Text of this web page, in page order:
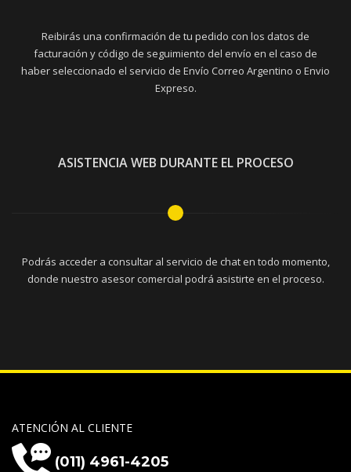
Reibirás una confirmación de tu pedido con los datos de
facturación y código de seguimiento del envío en el caso de
haber seleccionado el servicio de Envío Correo Argentino o Envio
Expreso.
ASISTENCIA WEB DURANTE EL PROCESO
Podrás acceder a consultar al servicio de chat en todo momento,
donde nuestro asesor comercial podrá asistirte en el proceso.
ATENCIÓN AL CLIENTE
(011) 4961-4205